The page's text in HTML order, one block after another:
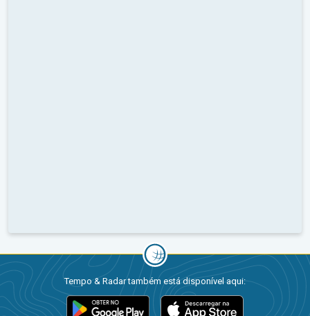
Tempo & Radar também está disponível aqui: